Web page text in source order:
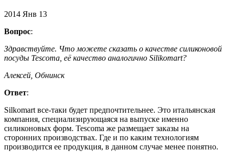
2014 Янв 13
Вопрос:
Здравствуйте. Что можете сказать о качестве силиконовой
посуды Tescoma, её качество аналогично Silikomart?
Алексей, Обнинск
Ответ:
Silkomart все-таки будет предпочтительнее. Это итальянская
компания, специализирующаяся на выпуске именно
силиконовых форм. Tescoma же размещает заказы на
сторонних производствах. Где и по каким технологиям
производится ее продукция, в данном случае менее понятно.